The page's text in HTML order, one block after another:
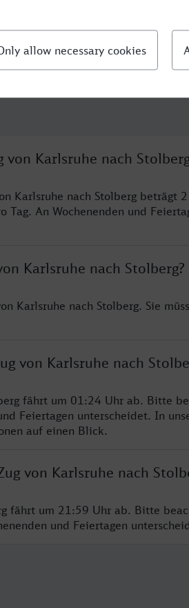
Karlsruhe nach
Karlsruhe nach Stolberg beträgt
An Wochenenden und
Karlsruhe nach Stolberg?
Karlsruhe nach Stolberg. Sie
von Karlsruhe nach
fährt um 01:24 Uhr ab. Bitte
Feiertagen unterscheidet. In
auf einen Blick.
von Karlsruhe nach
fährt um 21:59 Uhr ab. Bitte
und Feiertagen